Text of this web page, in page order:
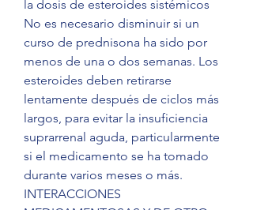
la dosis de esteroides sistémicos
No es necesario disminuir si un
curso de prednisona ha sido por
menos de una o dos semanas. Los
esteroides deben retirarse
lentamente después de ciclos más
largos, para evitar la insuficiencia
suprarrenal aguda, particularmente
si el medicamento se ha tomado
durante varios meses o más.
INTERACCIONES